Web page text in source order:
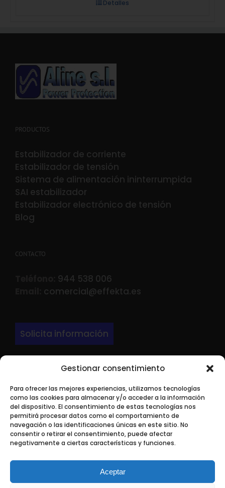
Gestionar consentimiento
Para ofrecer las mejores experiencias, utilizamos tecnologías
como las cookies para almacenar y/o acceder a la información
del dispositivo. El consentimiento de estas tecnologías nos
permitirá procesar datos como el comportamiento de
navegación o las identificaciones únicas en este sitio. No
consentir o retirar el consentimiento, puede afectar
negativamente a ciertas características y funciones.
Aceptar
Detalles
PRODUCTOS
Estabilizador de corriente
Estabilizador de tensión
Sistema de alimentación ininterrumpida
SAI estabilizador
Estabilizador electrónico de tensión
Blog
CONTACTO
944 538 006
comercial@effekta.es
Solicita información
LARRONDO BEHEKO ETORBIDEA Edif 3 Nave P-
9.
48180 Loiu ( Bizkaia)